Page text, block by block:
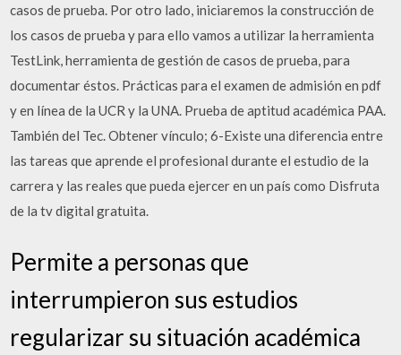
casos de prueba. Por otro lado, iniciaremos la construcción de
los casos de prueba y para ello vamos a utilizar la herramienta
TestLink, herramienta de gestión de casos de prueba, para
documentar éstos. Prácticas para el examen de admisión en pdf
y en línea de la UCR y la UNA. Prueba de aptitud académica PAA.
También del Tec. Obtener vínculo; 6-Existe una diferencia entre
las tareas que aprende el profesional durante el estudio de la
carrera y las reales que pueda ejercer en un país como Disfruta
de la tv digital gratuita.
Permite a personas que
interrumpieron sus estudios
regularizar su situación académica